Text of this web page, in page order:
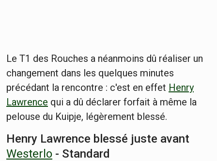
Le T1 des Rouches a néanmoins dû réaliser un
changement dans les quelques minutes
précédant la rencontre : c'est en effet Henry
Lawrence qui a dû déclarer forfait à même la
pelouse du Kuipje, légèrement blessé.
Henry Lawrence blessé juste avant
Westerlo - Standard